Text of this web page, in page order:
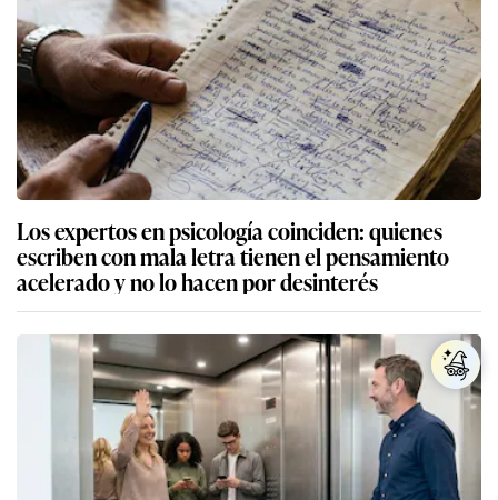
Los expertos en psicología coinciden: quienes
escriben con mala letra tienen el pensamiento
acelerado y no lo hacen por desinterés